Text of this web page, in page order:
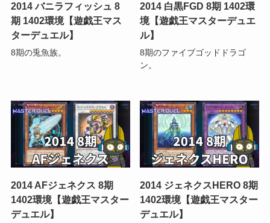
2014 バニラフィッシュ 8
期 1402環境【遊戯王マス
ターデュエル】
8期の兎魚族。
2014 白黒FGD 8期 1402環
境【遊戯王マスターデュエ
ル】
8期のファイブゴッドドラゴ
ン。
2014 AFジェネクス 8期
1402環境【遊戯王マスター
デュエル】
2014 ジェネクスHERO 8期
1402環境【遊戯王マスター
デュエル】